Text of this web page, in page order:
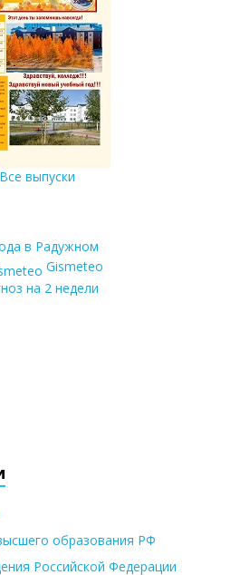
Все выпуски
в Радужном
Gismeteo
на 2 недели
образования РФ
Российской Федерации